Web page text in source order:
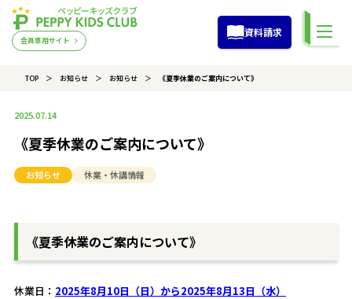
会員専用サイト
資料請求
TOP お知らせ お知らせ 《夏季休業のご案内について》
2025.07.14
《夏季休業のご案内について》
お知らせ 休業・休講情報
《夏季休業のご案内について》
休業日： 2025年8月10日（日）から2025年8月13日（水）